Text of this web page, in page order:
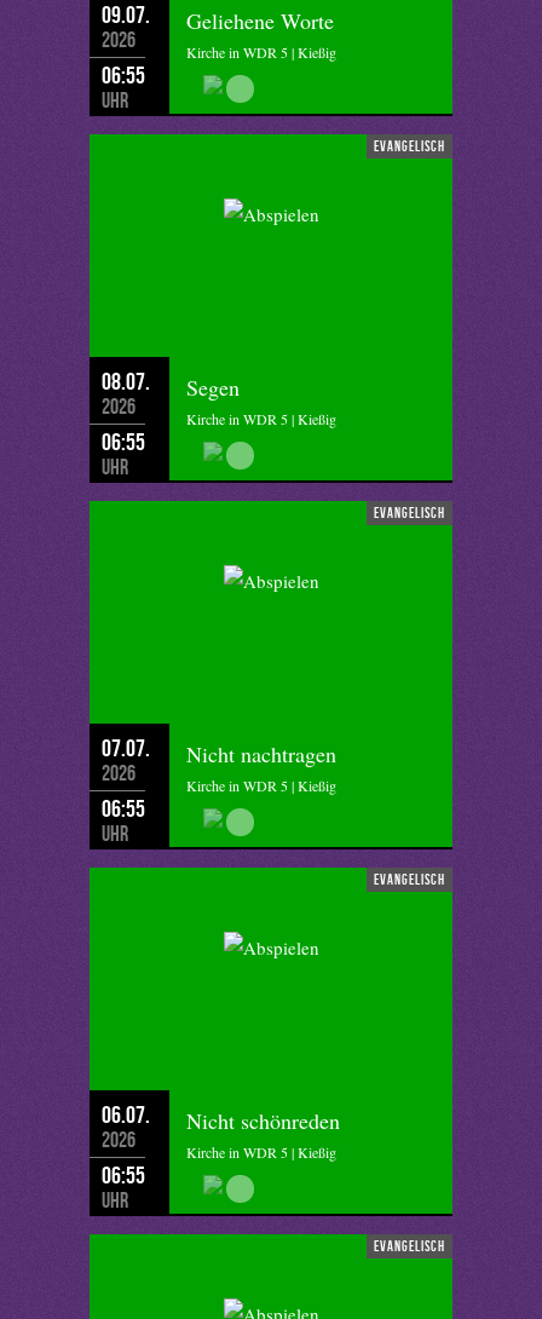
09.07.
2026
06:55
Uhr
Geliehene Worte
Kirche in WDR 5 | Kießig
evangelisch
08.07.
2026
06:55
Uhr
Segen
Kirche in WDR 5 | Kießig
evangelisch
07.07.
2026
06:55
Uhr
Nicht nachtragen
Kirche in WDR 5 | Kießig
evangelisch
06.07.
2026
06:55
Uhr
Nicht schönreden
Kirche in WDR 5 | Kießig
evangelisch